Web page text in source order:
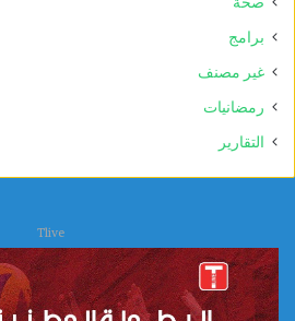
ت
برامج
غير مصنف
رمضانيات
التقارير
Tlive